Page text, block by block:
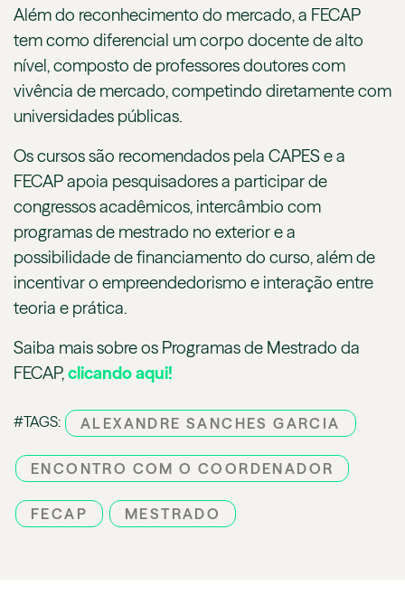
Além do reconhecimento do mercado, a FECAP
tem como diferencial um corpo docente de alto
nível, composto de professores doutores com
vivência de mercado, competindo diretamente com
universidades públicas.
Os cursos são recomendados pela CAPES e a
FECAP apoia pesquisadores a participar de
congressos acadêmicos, intercâmbio com
programas de mestrado no exterior e a
possibilidade de financiamento do curso, além de
incentivar o empreendedorismo e interação entre
teoria e prática.
Saiba mais sobre os Programas de Mestrado da
FECAP,clicando aqui!
#TAGS: ALEXANDRE SANCHES GARCIA
ENCONTRO COM O COORDENADOR
FECAP MESTRADO